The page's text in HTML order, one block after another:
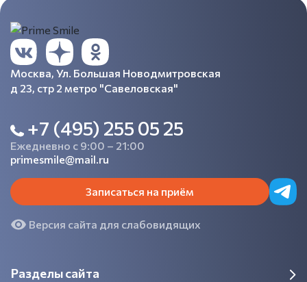
Москва, Ул. Большая Новодмитровская
д 23, стр 2 метро "Савеловская"
Разделы сайта
+7 (495) 255 05 25
Ежедневно с 9:00 – 21:00
primesmile@mail.ru
Записаться на приём
Версия сайта для слабовидящих